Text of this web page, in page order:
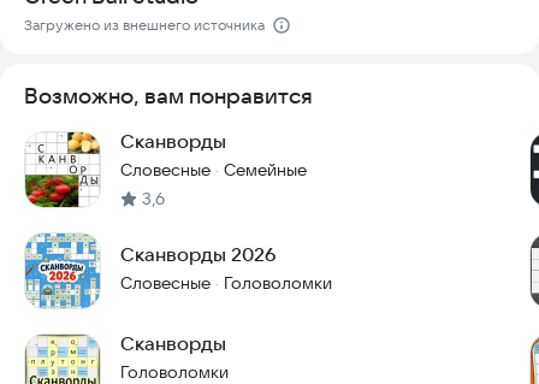
Загружено из внешнего источника
Возможно, вам понравится
Сканворды
Словесные · Семейные
3,6
Сканворды 2026
Словесные · Головоломки
Сканворды
Головоломки